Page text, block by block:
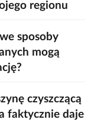
regionu
sposoby
mogą
czyszczącą
faktycznie daje